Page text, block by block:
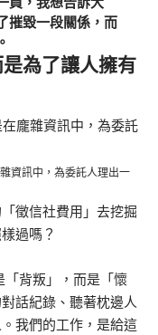
摧毀一段關係，而
為了讓人擁有
資訊中，為委託人理出一
徵信社費用」去挖掘
過嗎？
背叛」，而是「懷
話紀錄、聽著枕邊人
我們的工作，是給這